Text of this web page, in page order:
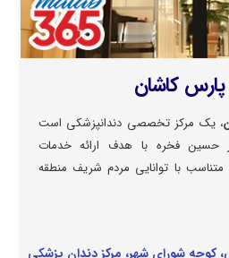
کاشان
، یک مرکز تخصصی دندانپزشکی است
توسط دکتر حسین فخره با هدف ارائه خدمات
متناسب با توانایی مردم شریف منطقه
کوچه شورای شهر، مرکز دندان پزشکی